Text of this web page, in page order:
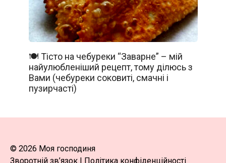
🍽️ Тісто на чебуреки “Заварне” – мій
найулюбленіший рецепт, тому ділюсь з
Вами (чебуреки соковиті, смачні і
пузирчасті)
© 2026 Моя господиня
Зворотній зв’язок | Політика конфіденційності